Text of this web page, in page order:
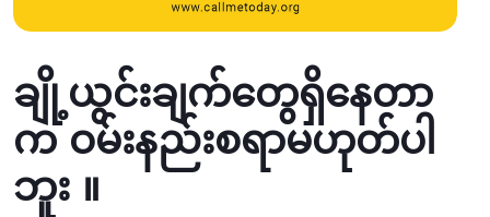
ချို့ယွင်းချက်တွေရှိနေတာ
က ဝမ်းနည်းစရာမဟုတ်ပါ
ဘူး ။